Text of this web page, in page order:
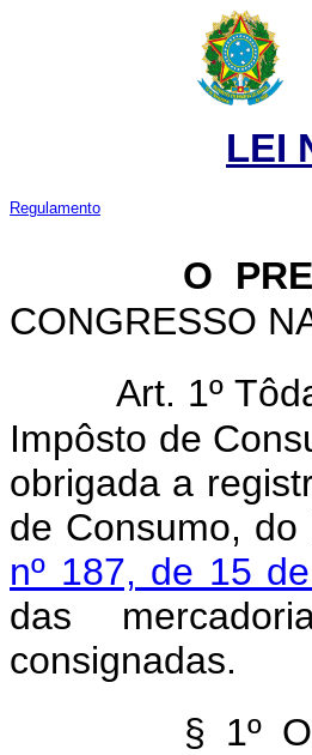
LEI
Regulamento
O
CONGRESSO
Art. 1º
Impôsto de
obrigada a
de Consumo,
nº 187, de 15
das
consignadas.
§ 1º